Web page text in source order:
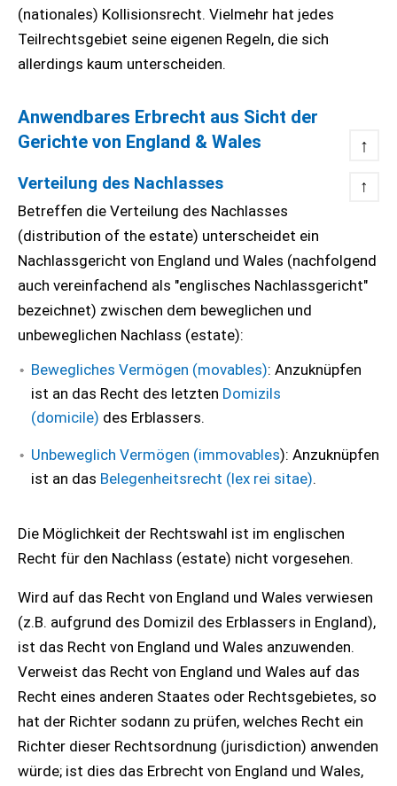
(nationales) Kollisionsrecht. Vielmehr hat jedes
Teilrechtsgebiet seine eigenen Regeln, die sich
allerdings kaum unterscheiden.
Anwendbares Erbrecht aus Sicht der
Gerichte von England & Wales
↑
Verteilung des Nachlasses ↑
Betreffen die Verteilung des Nachlasses
(distribution of the estate) unterscheidet ein
Nachlassgericht von England und Wales (nachfolgend
auch vereinfachend als "englisches Nachlassgericht"
bezeichnet) zwischen dem beweglichen und
unbeweglichen Nachlass (estate):
Bewegliches Vermögen (movables): Anzuknüpfen
ist an das Recht des letzten Domizils
(domicile) des Erblassers.
Unbeweglich Vermögen (immovables): Anzuknüpfen
ist an das Belegenheitsrecht (lex rei sitae).
Die Möglichkeit der Rechtswahl ist im englischen
Recht für den Nachlass (estate) nicht vorgesehen.
Wird auf das Recht von England und Wales verwiesen
(z.B. aufgrund des Domizil des Erblassers in England),
ist das Recht von England und Wales anzuwenden.
Verweist das Recht von England und Wales auf das
Recht eines anderen Staates oder Rechtsgebietes, so
hat der Richter sodann zu prüfen, welches Recht ein
Richter dieser Rechtsordnung (jurisdiction) anwenden
würde; ist dies das Erbrecht von England und Wales,